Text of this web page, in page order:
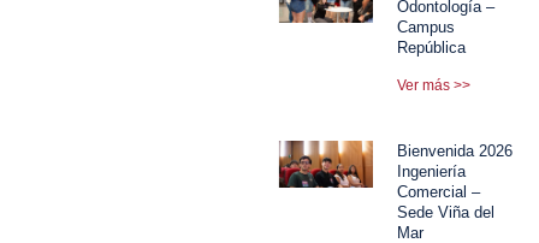
Odontología –
Campus
República
Ver más >>
Bienvenida 2026
Ingeniería
Comercial –
Sede Viña del
Mar